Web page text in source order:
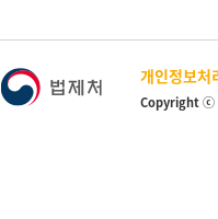
개인정보처
Copyright ⓒ